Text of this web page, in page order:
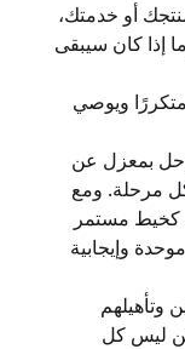
أو خدمتك،
إذا كان سيبقى
ويوصي
بمعزل عن
مرحلة. ومع
كخيط مستمر
وإيجابية
ليس كل